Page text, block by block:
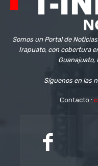
Somos un Portal de
Irapuato, con cobertura
Guanajuato,
Síguenos en las
Contacto :